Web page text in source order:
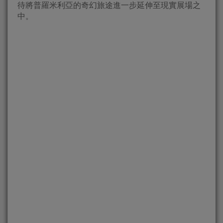
待將普羅米利亞的奇幻旅途進一步延伸至現實展場之
中。